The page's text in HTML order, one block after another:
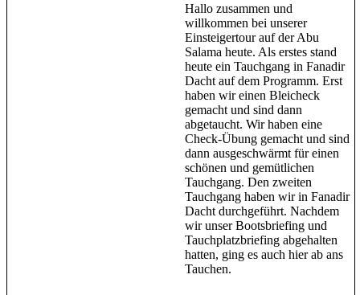
Hallo zusammen und
willkommen bei unserer
Einsteigertour auf der Abu
Salama heute. Als erstes stand
heute ein Tauchgang in Fanadir
Dacht auf dem Programm. Erst
haben wir einen Bleicheck
gemacht und sind dann
abgetaucht. Wir haben eine
Check-Übung gemacht und sind
dann ausgeschwärmt für einen
schönen und gemütlichen
Tauchgang. Den zweiten
Tauchgang haben wir in Fanadir
Dacht durchgeführt. Nachdem
wir unser Bootsbriefing und
Tauchplatzbriefing abgehalten
hatten, ging es auch hier ab ans
Tauchen.